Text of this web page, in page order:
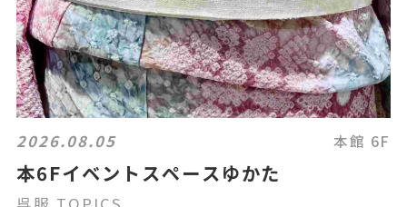
2026.08.05 本館 6F
本6Fイベントスペースゆかた